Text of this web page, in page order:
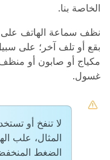
الخاصة بنا.
نظف سماعة الهاتف
بقع أو تلف آخر؛ على
مكياج أو صابون أو
غسول.
لا تنفخ أو
المثال، علب
الضغط